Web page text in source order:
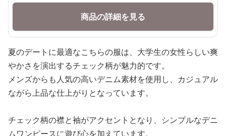
商品の詳細を見る
夏のデートに最適なこちらの服は、大学生の女性らしい爽
やかさを演出するチェック柄が魅力的です。
メンズからも人気の高いデニム素材を使用し、カジュアル
ながら上品な仕上がりとなっています。
チェック柄の襟と袖がアクセントとなり、シンプルなデニ
ムワンピースに遊び心を加えています。